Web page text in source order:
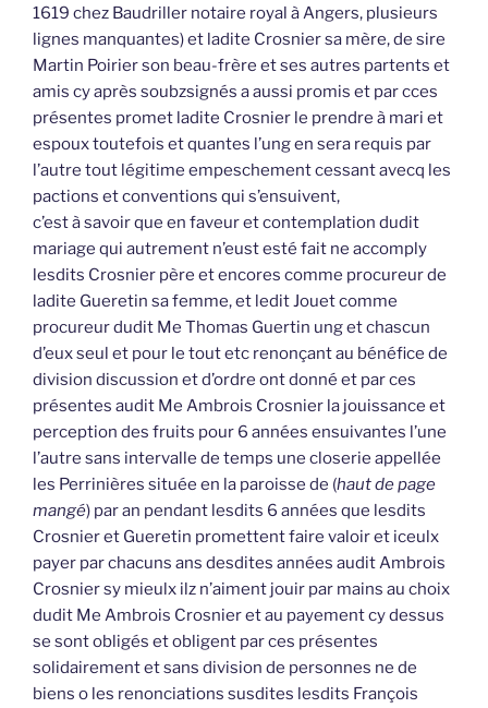
1619 chez Baudriller notaire royal à Angers, plusieurs
lignes manquantes) et ladite Crosnier sa mère, de sire
Martin Poirier son beau-frère et ses autres partents et
amis cy après soubzsignés a aussi promis et par cces
présentes promet ladite Crosnier le prendre à mari et
espoux toutefois et quantes l’ung en sera requis par
l’autre tout légitime empeschement cessant avecq les
pactions et conventions qui s’ensuivent,
c’est à savoir que en faveur et contemplation dudit
mariage qui autrement n’eust esté fait ne accomply
lesdits Crosnier père et encores comme procureur de
ladite Gueretin sa femme, et ledit Jouet comme
procureur dudit Me Thomas Guertin ung et chascun
d’eux seul et pour le tout etc renonçant au bénéfice de
division discussion et d’ordre ont donné et par ces
présentes audit Me Ambrois Crosnier la jouissance et
perception des fruits pour 6 années ensuivantes l’une
l’autre sans intervalle de temps une closerie appellée
les Perrinières située en la paroisse de (haut de page
mangé) par an pendant lesdits 6 années que lesdits
Crosnier et Gueretin promettent faire valoir et iceulx
payer par chacuns ans desdites années audit Ambrois
Crosnier sy mieulx ilz n’aiment jouir par mains au choix
dudit Me Ambrois Crosnier et au payement cy dessus
se sont obligés et obligent par ces présentes
solidairement et sans division de personnes ne de
biens o les renonciations susdites lesdits François